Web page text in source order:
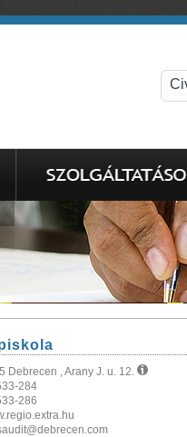
Debrecen , Arany J. u. 12.
284
286